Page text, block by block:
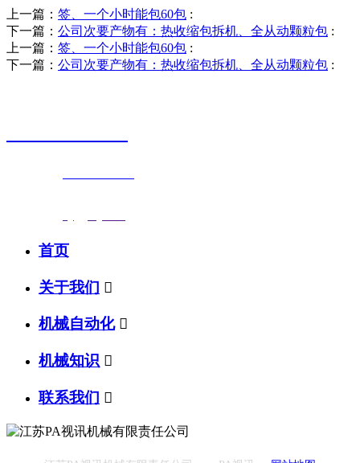
上一篇： 签、一个小时能包60包 :
下一篇： 公司次要产物有：热收缩包拆机、全从动颗粒包 :
上一篇： 签、一个小时能包60包 :
下一篇： 公司次要产物有：热收缩包拆机、全从动颗粒包 :
首页
关于我们 
机械自动化 
机械知识 
联系我们 